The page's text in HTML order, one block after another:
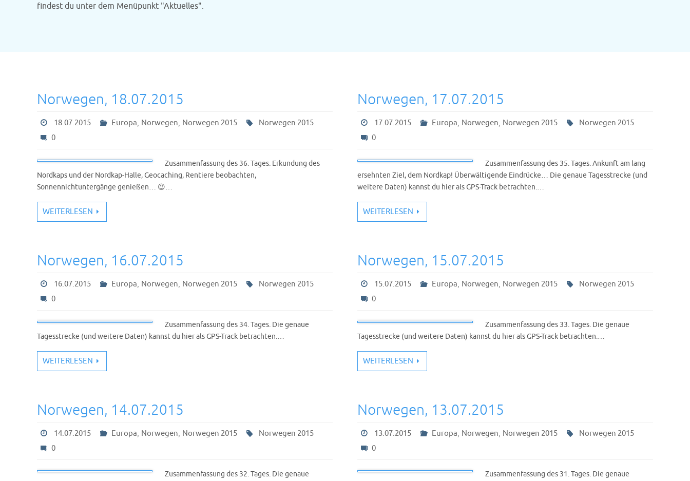
findest du unter dem Menüpunkt "Aktuelles".
Norwegen, 18.07.2015
18.07.2015 Europa, Norwegen, Norwegen 2015
Norwegen 2015
0
Zusammenfassung des 36. Tages. Erkundung des
Nordkaps und der Nordkap-Halle, Geocaching, Rentiere beobachten,
Sonnennichtuntergänge genießen… 😉…
WEITERLESEN
Norwegen, 17.07.2015
17.07.2015 Europa, Norwegen, Norwegen 2015
Norwegen 2015
0
Zusammenfassung des 35. Tages. Ankunft am lang
ersehnten Ziel, dem Nordkap! Überwältigende Eindrücke… Die genaue Tagesstrecke (und
weitere Daten) kannst du hier als GPS-Track betrachten.…
WEITERLESEN
Norwegen, 16.07.2015
16.07.2015 Europa, Norwegen, Norwegen 2015
Norwegen 2015
0
Zusammenfassung des 34. Tages. Die genaue
Tagesstrecke (und weitere Daten) kannst du hier als GPS-Track betrachten.…
WEITERLESEN
Norwegen, 15.07.2015
15.07.2015 Europa, Norwegen, Norwegen 2015
Norwegen 2015
0
Zusammenfassung des 33. Tages. Die genaue
Tagesstrecke (und weitere Daten) kannst du hier als GPS-Track betrachten.…
WEITERLESEN
Norwegen, 14.07.2015
14.07.2015 Europa, Norwegen, Norwegen 2015
Norwegen 2015
0
Zusammenfassung des 32. Tages. Die genaue
Norwegen, 13.07.2015
13.07.2015 Europa, Norwegen, Norwegen 2015
Norwegen 2015
0
Zusammenfassung des 31. Tages. Die genaue